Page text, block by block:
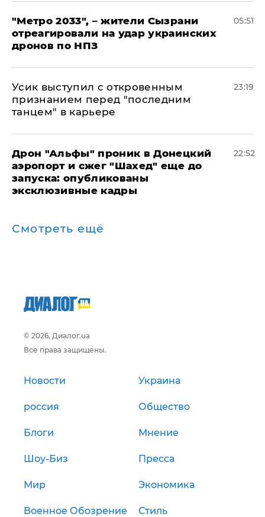
"Метро 2033", – жители Сызрани
отреагировали на удар украинских
дронов по НПЗ
05:51
Усик выступил с откровенным
признанием перед "последним
танцем" в карьере
23:19
Дрон "Альфы" проник в Донецкий
аэропорт и сжег "Шахед" еще до
запуска: опубликованы
эксклюзивные кадры
22:52
Смотреть ещё
© 2026, Диалог.ua
Все права защищены.
Новости Украина
россия Общество
Блоги Мнение
Шоу-Биз Пресса
Мир Экономика
Военное Обозрение Стиль